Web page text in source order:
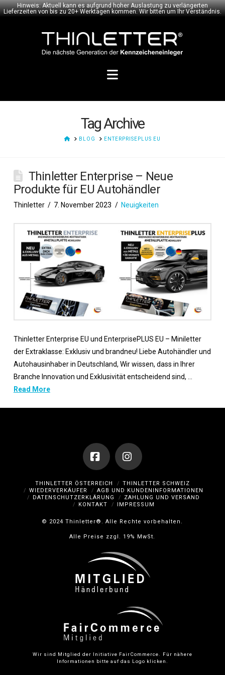
Hinweis: Aktuell kann es aufgrund hoher Auslastung zu verlängerten
Lieferzeiten von bis zu 20+ Werktagen kommen. Wir bitten um Ihr Verständnis.
Navigation
Tag Archive
HOMEBLOG ENTERPRISEPLUS EU
Thinletter Enterprise – Neue
Produkte für EU Autohändler
Thinletter 7. November 2023 Neuigkeiten
Thinletter Enterprise EU und EnterprisePLUS EU – Miniletter
der Extraklasse: Exklusiv und brandneu! Liebe Autohändler und
Autohausinhaber in Deutschland, Wir wissen, dass in Ihrer
Branche Innovation und Exklusivität entscheidend sind, …
Read More
FacebookInstagram
THINLETTER ÖSTERREICH
THINLETTER SCHWEIZ
WIEDERVERKÄUFER
AGB UND KUNDENINFORMATIONEN
DATENSCHUTZERKLÄRUNG
ZAHLUNG UND VERSAND
KONTAKT
IMPRESSUM
© 2024 Thinletter®. Alle Rechte vorbehalten.
Alle Preise zzgl. 19% MwSt.
Wir sind Mitglied der Initiative FairCommerce.
Für nähere
Informationen bitte auf das Logo klicken.